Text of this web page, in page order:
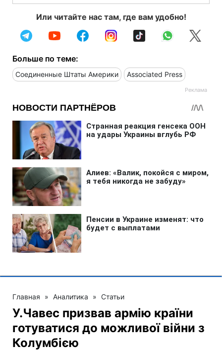
Или читайте нас там, где вам удобно!
Больше по теме:
Соединенные Штаты Америки Associated Press
Главная » Аналитика » Статьи
У.Чавес призвав армію країни
готуватися до можливої війни з
Колумбією